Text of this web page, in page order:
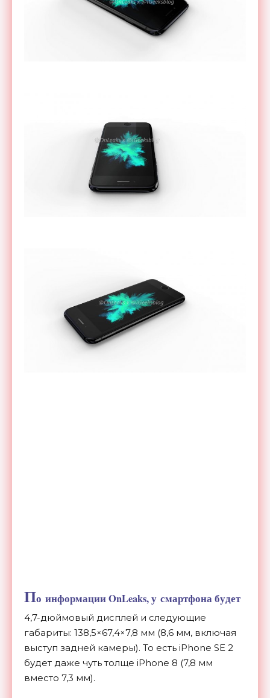
По информации OnLeaks, у смартфона будет
4,7-дюймовый дисплей и следующие
габариты: 138,5×67,4×7,8 мм (8,6 мм, включая
выступ задней камеры). То есть iPhone SE 2
будет даже чуть толще iPhone 8 (7,8 мм
вместо 7,3 мм).